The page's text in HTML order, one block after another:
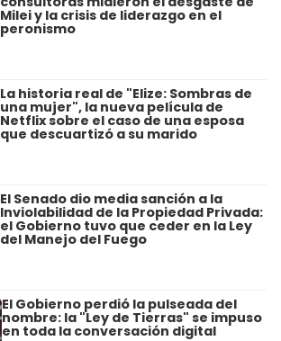
Milei y la crisis de liderazgo en el
peronismo
La historia real de "Elize: Sombras de
una mujer", la nueva película de
Netflix sobre el caso de una esposa
que descuartizó a su marido
El Senado dio media sanción a la
Inviolabilidad de la Propiedad Privada:
el Gobierno tuvo que ceder en la Ley
del Manejo del Fuego
El Gobierno perdió la pulseada del
nombre: la "Ley de Tierras" se impuso
en toda la conversación digital